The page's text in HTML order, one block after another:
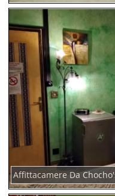
Affittacamere Da